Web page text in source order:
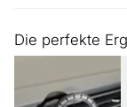
Die perfekte